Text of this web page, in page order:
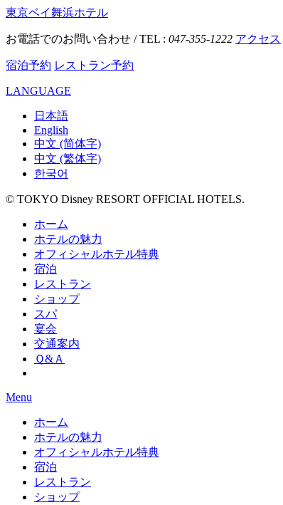
東京ベイ舞浜ホテル
お電話でのお問い合わせ / TEL : 047-355-1222 アクセス
宿泊予約 レストラン予約
LANGUAGE
日本語
English
中文 (简体字)
中文 (繁体字)
한국어
© TOKYO Disney RESORT OFFICIAL HOTELS.
ホーム
ホテルの魅力
オフィシャルホテル特典
宿泊
レストラン
ショップ
スパ
宴会
交通案内
Ｑ&Ａ
Menu
ホーム
ホテルの魅力
オフィシャルホテル特典
宿泊
レストラン
ショップ